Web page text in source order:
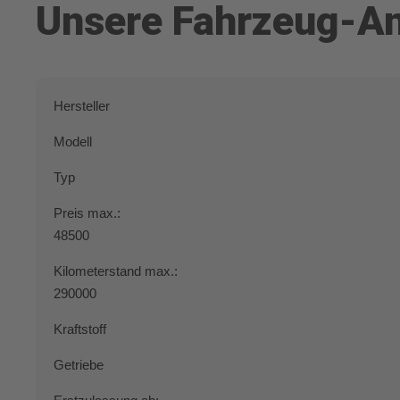
Unsere Fahrzeug-
Hersteller
Modell
Typ
Preis max.:
48500
Kilometerstand max.:
290000
Kraftstoff
Getriebe